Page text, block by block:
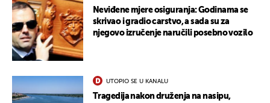
Neviđene mjere osiguranja: Godinama se
skrivao i gradio carstvo, a sada su za
njegovo izručenje naručili posebno vozilo
UTOPIO SE U KANALU
Tragedija nakon druženja na nasipu,